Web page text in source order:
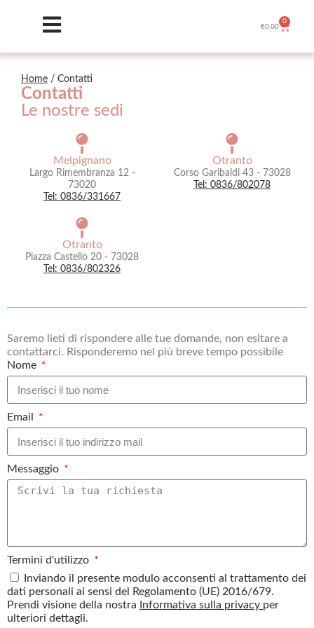
€0.00
0
Home / Contatti
Contatti
Le nostre sedi
Melpignano
Largo Rimembranza 12 -
73020
Tel: 0836/331667
Otranto
Corso Garibaldi 43 - 73028
Tel: 0836/802078
Otranto
Piazza Castello 20 - 73028
Tel: 0836/802326
Saremo lieti di rispondere alle tue domande, non esitare a
contattarci. Risponderemo nel più breve tempo possibile
Nome
Email
Messaggio
Termini d'utilizzo
Inviando il presente modulo acconsenti al trattamento dei
dati personali ai sensi del Regolamento (UE) 2016/679.
Prendi visione della nostra
Informativa sulla privacy per
ulteriori dettagli.